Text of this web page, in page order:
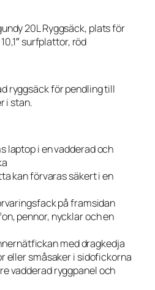
20L Ryggsäck, plats för
surfplattor, röd
ryggsäck för pendling till
i stan.
laptop i en vadderad och
kan förvaras säkert i en
på framsidan
pennor, nycklar och en
med dragkedja
eller småsaker i sidofickorna
vadderad ryggpanel och